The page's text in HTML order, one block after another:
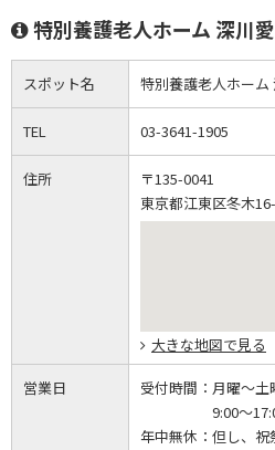
特別養護老人ホーム 深川
スポット名 特別養護老人ホーム
TEL 03-3641-1905
住所
〒135-0041
東京都江東区冬木
大きな地図で見る
営業日 受付時間： 月曜～土
9:00～
年中無休： 但し、祝